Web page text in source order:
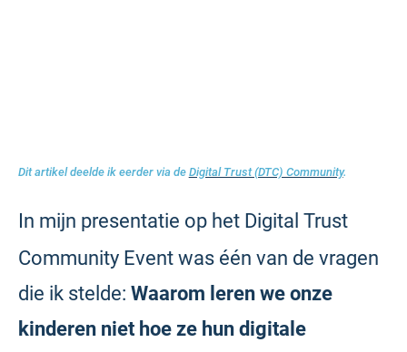
Dit artikel deelde ik eerder via de Digital Trust (DTC) Community.
In mijn presentatie op het Digital Trust
Community Event was één van de vragen
die ik stelde: Waarom leren we onze
kinderen niet hoe ze hun digitale